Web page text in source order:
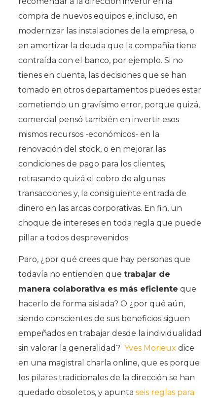
compra de nuevos equipos e, incluso, en
modernizar las instalaciones de la empresa, o
en amortizar la deuda que la compañía tiene
contraída con el banco, por ejemplo. Si no
tienes en cuenta, las decisiones que se han
tomado en otros departamentos puedes estar
cometiendo un gravísimo error, porque quizá,
comercial pensó también en invertir esos
mismos recursos -económicos- en la
renovación del stock, o en mejorar las
condiciones de pago para los clientes,
retrasando quizá el cobro de algunas
transacciones y, la consiguiente entrada de
dinero en las arcas corporativas. En fin, un
choque de intereses en toda regla que puede
pillar a todos desprevenidos.
Paro, ¿por qué crees que hay personas que
todavía no entienden que trabajar de
manera colaborativa es más eficiente que
hacerlo de forma aislada? O ¿por qué aún,
siendo conscientes de sus beneficios siguen
empeñados en trabajar desde la individualidad
sin valorar la generalidad? Yves Morieux dice
en una magistral charla online, que es porque
los pilares tradicionales de la dirección se han
quedado obsoletos, y apunta seis reglas para